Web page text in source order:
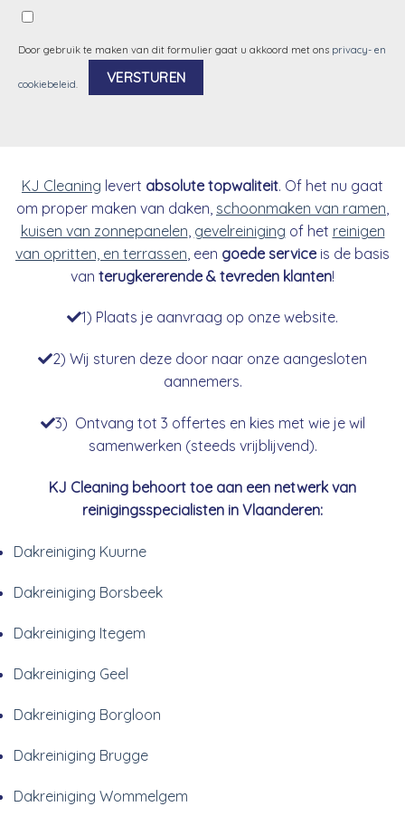
Door gebruik te maken van dit formulier gaat u akkoord met ons privacy- en
cookiebeleid.
KJ Cleaning levert absolute topwaliteit. Of het nu gaat
om proper maken van daken, schoonmaken van ramen
kuisen van zonnepanelen gevelreiniging of het reinigen
van opritten, en terrassen , een goede serviceis de basis
van terugkererende & tevreden klanten!
1) Plaats je aanvraag op onze website.
2) Wij sturen deze door naar onze aangesloten
aannemers.
3) Ontvang tot 3 offertes en kies met wie je wil
samenwerken (steeds vrijblijvend).
KJ Cleaning behoort toe aan een netwerk van
reinigingsspecialisten in Vlaanderen:
Dakreiniging Kuurne
Dakreiniging Borsbeek
Dakreiniging Itegem
Dakreiniging Geel
Dakreiniging Borgloon
Dakreiniging Brugge
Dakreiniging Wommelgem